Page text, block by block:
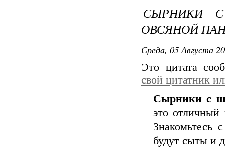
СЫРНИКИ
ОВСЯНОЙ
Среда, 05 Августа
Это цитата
свой цитатник
Сырники с
это отличный
Знакомьтесь
будут сыты и